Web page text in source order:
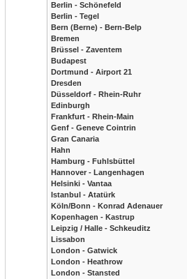
Berlin - Schönefeld
Berlin - Tegel
Bern (Berne) - Bern-Belp
Bremen
Brüssel - Zaventem
Budapest
Dortmund - Airport 21
Dresden
Düsseldorf - Rhein-Ruhr
Edinburgh
Frankfurt - Rhein-Main
Genf - Geneve Cointrin
Gran Canaria
Hahn
Hamburg - Fuhlsbüttel
Hannover - Langenhagen
Helsinki - Vantaa
Istanbul - Atatürk
Köln/Bonn - Konrad Adenauer
Kopenhagen - Kastrup
Leipzig / Halle - Schkeuditz
Lissabon
London - Gatwick
London - Heathrow
London - Stansted